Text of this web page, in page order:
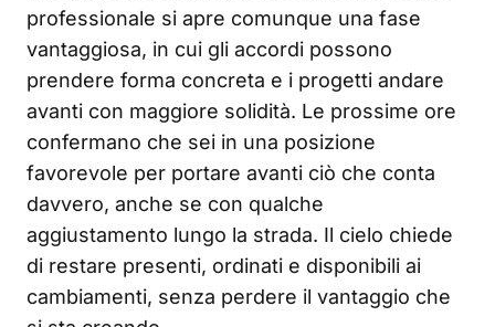
professionale si apre comunque una fase
vantaggiosa, in cui gli accordi possono
prendere forma concreta e i progetti andare
avanti con maggiore solidità. Le prossime ore
confermano che sei in una posizione
favorevole per portare avanti ciò che conta
davvero, anche se con qualche
aggiustamento lungo la strada. Il cielo chiede
di restare presenti, ordinati e disponibili ai
cambiamenti, senza perdere il vantaggio che